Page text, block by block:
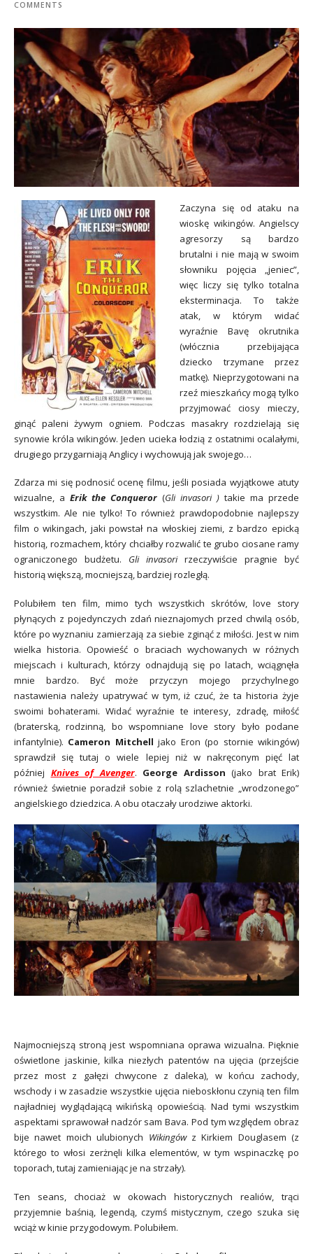
COMMENTS
Zaczyna się od ataku na
wioskę wikingów. Angielscy
agresorzy są bardzo
brutalni i nie mają w swoim
słowniku pojęcia „jeniec”,
więc liczy się tylko totalna
eksterminacja. To także
atak, w którym widać
wyraźnie Bavę okrutnika
(włócznia przebijająca
dziecko trzymane przez
matkę). Nieprzygotowani na
rzeź mieszkańcy mogą tylko
przyjmować ciosy mieczy,
ginąć paleni żywym ogniem. Podczas masakry rozdzielają się
synowie króla wikingów. Jeden ucieka łodzią z ostatnimi ocalałymi,
drugiego przygarniają Anglicy i wychowują jak swojego…
Zdarza mi się podnosić ocenę filmu, jeśli posiada wyjątkowe atuty
wizualne, a Erik the Conqueror (Gli invasori ) takie ma przede
wszystkim. Ale nie tylko! To również prawdopodobnie najlepszy
film o wikingach, jaki powstał na włoskiej ziemi, z bardzo epicką
historią, rozmachem, który chciałby rozwalić te grubo ciosane ramy
ograniczonego budżetu. Gli invasori rzeczywiście pragnie być
historią większą, mocniejszą, bardziej rozległą.
Polubiłem ten film, mimo tych wszystkich skrótów, love story
płynących z pojedynczych zdań nieznajomych przed chwilą osób,
które po wyznaniu zamierzają za siebie zginąć z miłości. Jest w nim
wielka historia. Opowieść o braciach wychowanych w różnych
miejscach i kulturach, którzy odnajdują się po latach, wciągnęła
mnie bardzo. Być może przyczyn mojego przychylnego
nastawienia należy upatrywać w tym, iż czuć, że ta historia żyje
swoimi bohaterami. Widać wyraźnie te interesy, zdradę, miłość
(braterską, rodzinną, bo wspomniane love story było podane
infantylnie). Cameron Mitchell jako Eron (po stornie wikingów)
sprawdził się tutaj o wiele lepiej niż w nakręconym pięć lat
później Knives of Avenger. George Ardisson (jako brat Erik)
również świetnie poradził sobie z rolą szlachetnie „wrodzonego”
angielskiego dziedzica. A obu otaczały urodziwe aktorki.
Najmocniejszą stroną jest wspomniana oprawa wizualna. Pięknie
oświetlone jaskinie, kilka niezłych patentów na ujęcia (przejście
przez most z gałęzi chwycone z daleka), w końcu zachody,
wschody i w zasadzie wszystkie ujęcia nieboskłonu czynią ten film
najładniej wyglądającą wikińską opowieścią. Nad tymi wszystkim
aspektami sprawował nadzór sam Bava. Pod tym względem obraz
bije nawet moich ulubionych Wikingówz Kirkiem Douglasem (z
którego to włosi zerżnęli kilka elementów, w tym wspinaczkę po
toporach, tutaj zamieniając je na strzały).
Ten seans, chociaż w okowach historycznych realiów, trąci
przyjemnie baśnią, legendą, czymś mistycznym, czego szuka się
wciąż w kinie przygodowym. Polubiłem.